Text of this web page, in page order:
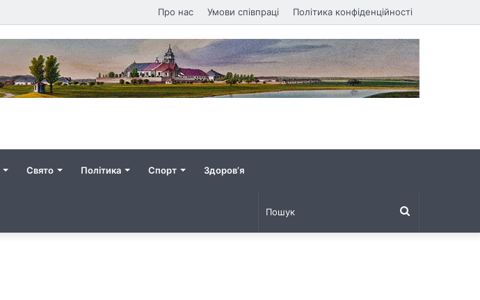
Про нас Умови співпраці Політика конфіденційності
Свято Політика Спорт Здоров’я